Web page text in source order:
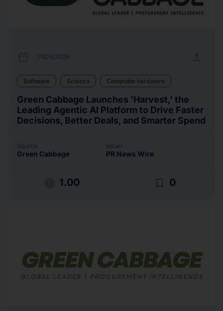
calendar_today 01/05/2026 upload
Software Scienza Computer hardware
Green Cabbage Launches 'Harvest,' the
Leading Agentic AI Platform to Drive Faster
Decisions, Better Deals, and Smarter Spend
Source
Green Cabbage
Issuer
PR News Wire
target 1.00 bookmark_border 0